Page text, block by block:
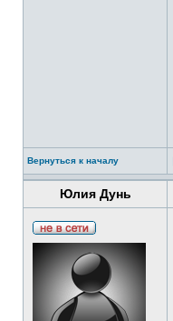
Вернуться к началу
Юлия Дунь